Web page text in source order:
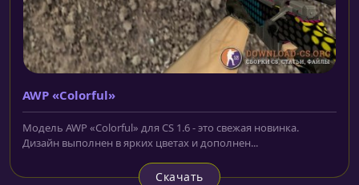
AWP «Colorful»
Модель AWP «Colorful» для CS 1.6 - это свежая новинка.
Дизайн выполнен в ярких цветах и дополнен...
Скачать